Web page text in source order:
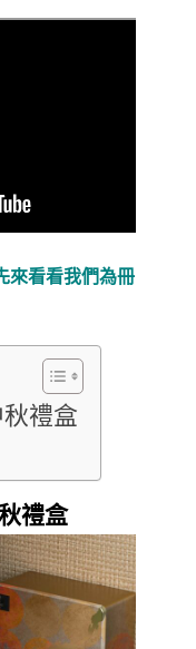
來看看我們為冊
禮盒
禮盒